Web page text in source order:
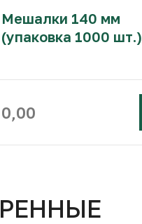
Мешалки 140 мм
(упаковка 1000 шт.)
0,00